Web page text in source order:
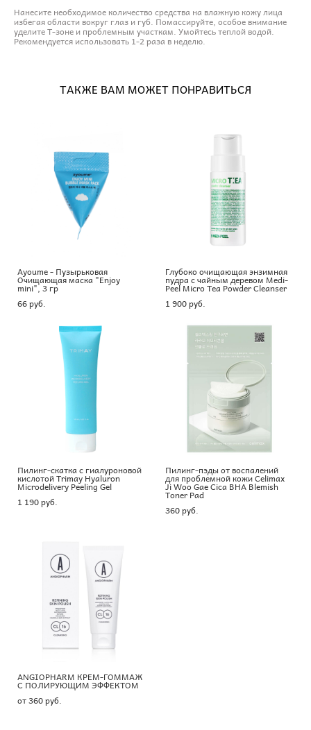
Нанесите необходимое количество средства на влажную кожу лица
избегая области вокруг глаз и губ. Помассируйте, особое внимание
уделите T-зоне и проблемным участкам. Умойтесь теплой водой.
Рекомендуется использовать 1-2 раза в неделю.
ТАКЖЕ ВАМ МОЖЕТ ПОНРАВИТЬСЯ
Ayoume - Пузырьковая
Очищающая маска "Enjoy
mini", 3 гр
66 pуб.
Глубоко очищающая энзимная
пудра с чайным деревом Medi-
Peel Micro Tea Powder Cleanser
1 900 pуб.
Пилинг-скатка с гиалуроновой
кислотой Trimay Hyaluron
Microdelivery Peeling Gel
1 190 pуб.
Пилинг-пэды от воспалений
для проблемной кожи Celimax
Ji Woo Gae Cica BHA Blemish
Toner Pad
360 pуб.
ANGIOPHARM КРЕМ-ГОММАЖ
С ПОЛИРУЮЩИМ ЭФФЕКТОМ
от 360 pуб.